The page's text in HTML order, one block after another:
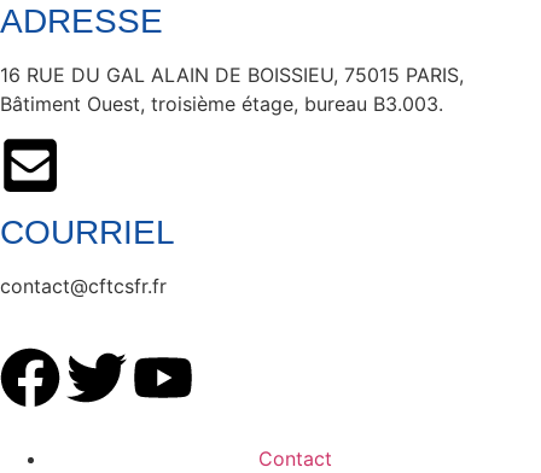
ADRESSE
16 RUE DU GAL ALAIN DE BOISSIEU, 75015 PARIS,
Bâtiment Ouest, troisième étage, bureau B3.003.
COURRIEL
contact@cftcsfr.fr
Contact